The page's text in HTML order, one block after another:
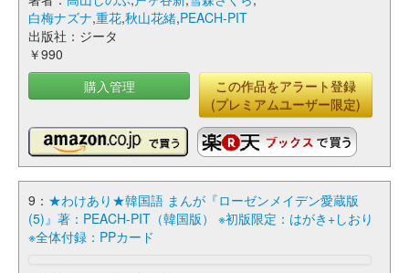
白梅ナズナ,重花,秋山花緒,PEACH-PIT
出版社：ジータ
￥990
購入管理
この作品をアラート登録
(プレミアムユーザー限定)
9： ★わけあり★韓国語 まんが『ローゼンメイデン愛蔵版
(5)』著：PEACH-PIT（韓国版） ※初版限定：はがき+しおり
※全体付録：PPカード